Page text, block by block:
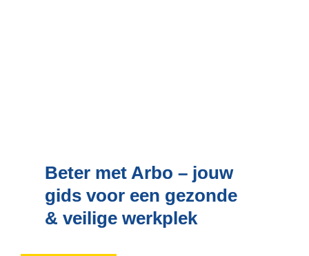
Beter met Arbo – jouw
gids voor een gezonde
& veilige werkplek